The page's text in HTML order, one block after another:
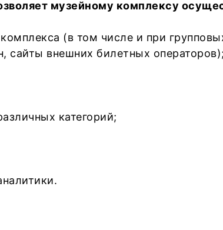
музейному комплексу
(в том числе и при
сайты внешних билетных операторов);
категорий;